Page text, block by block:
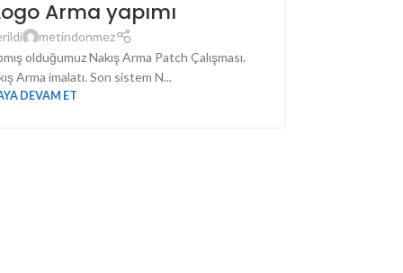
Arma yapımı
metindonmez
olduğumuz Nakış Arma Patch Çalışması.
Arma imalatı. Son sistem N...
DEVAM ET